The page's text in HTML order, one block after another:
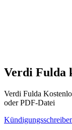
Verdi Fulda
Verdi Fulda
oder PDF-Datei